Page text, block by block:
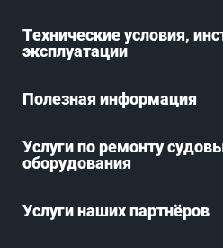
Технические условия,
эксплуатации
Полезная информация
Услуги по ремонту
оборудования
Услуги наших партнёров